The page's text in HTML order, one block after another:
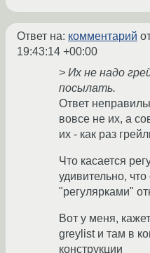
Ответ на: комментарий
19:43:14 +00:00
> Их не надо
посылать.
Ответ
вовсе не их, а
их - как раз
Что касается
удивительно,
"регулярками"
Вот у меня,
greylist и там в
конструкции